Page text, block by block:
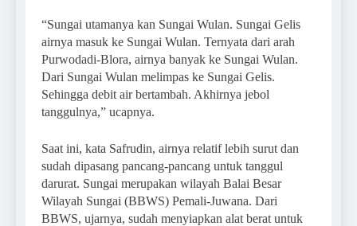
“Sungai utamanya kan Sungai Wulan. Sungai Gelis
airnya masuk ke Sungai Wulan. Ternyata dari arah
Purwodadi-Blora, airnya banyak ke Sungai Wulan.
Dari Sungai Wulan melimpas ke Sungai Gelis.
Sehingga debit air bertambah. Akhirnya jebol
tanggulnya,” ucapnya.
Saat ini, kata Safrudin, airnya relatif lebih surut dan
sudah dipasang pancang-pancang untuk tanggul
darurat. Sungai merupakan wilayah Balai Besar
Wilayah Sungai (BBWS) Pemali-Juwana. Dari
BBWS, ujarnya, sudah menyiapkan alat berat untuk